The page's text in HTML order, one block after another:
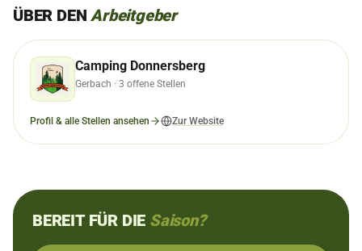
ÜBER DENArbeitgeber
Camping Donnersberg
Gerbach · 3 offene Stellen
Profil & alle Stellen ansehen Zur Website
BEREIT FÜR DIE Saison?